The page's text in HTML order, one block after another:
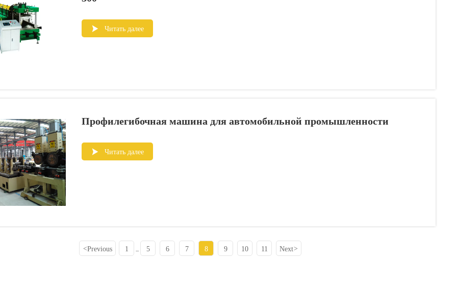
 Читать далее
Профилегибочная машина для автомобильной промышленности
 Читать далее
<Previous 1 ... 5 6 7 8 9 10 11 Next>